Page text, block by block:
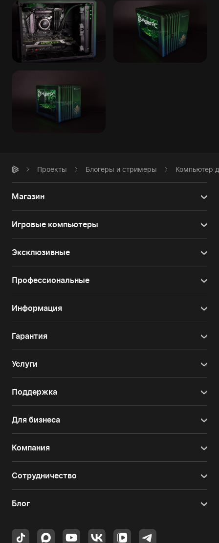
Проекты Блогеры и стримеры Компьютер
Магазин
Игровые компьютеры
Эксклюзивные
Профессиональные
Информация
Гарантия
Услуги
Поддержка
Для бизнеса
Компания
Сотрудничество
Блог